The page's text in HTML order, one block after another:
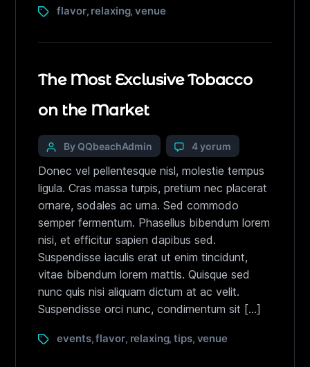
flavor, relaxing,venue
The Most Exclusive Tobacco
on the Market
By QQbeachAdmin 4 yorum
Donec vel pellentesque nisl, molestie tempus
ligula. Cras massa turpis, pretium nec placerat
ornare, sodales ac urna. Sed commodo
semper fermentum. Phasellus bibendum lorem
nisi, et efficitur sapien dapibus sed.
Suspendisse iaculis erat ut enim tincidunt,
vitae bibendum lorem mattis. Quisque sed
nunc quis nisi aliquam dictum at ac velit.
Suspendisse orci nunc, condimentum sit […]
events,flavor, relaxing,tips, venue